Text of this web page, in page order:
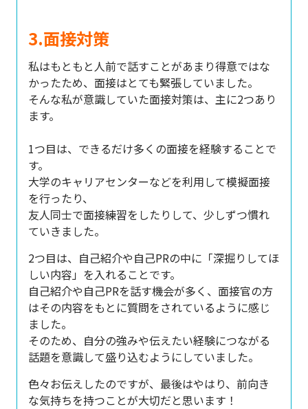
3.面接対策
私はもともと人前で話すことがあまり得意ではな
かったため、面接はとても緊張していました。
そんな私が意識していた面接対策は、主に2つあり
ます。
1つ目は、できるだけ多くの面接を経験することで
す。
大学のキャリアセンターなどを利用して模擬面接
を行ったり、
友人同士で面接練習をしたりして、少しずつ慣れ
ていきました。
2つ目は、自己紹介や自己PRの中に「深掘りしてほ
しい内容」を入れることです。
自己紹介や自己PRを話す機会が多く、面接官の方
はその内容をもとに質問をされているように感じ
ました。
そのため、自分の強みや伝えたい経験につながる
話題を意識して盛り込むようにしていました。
色々お伝えしたのですが、最後はやはり、前向き
な気持ちを持つことが大切だと思います！